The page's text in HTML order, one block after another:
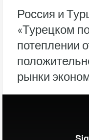
Россия и
«Турецком
потеплении
рынки